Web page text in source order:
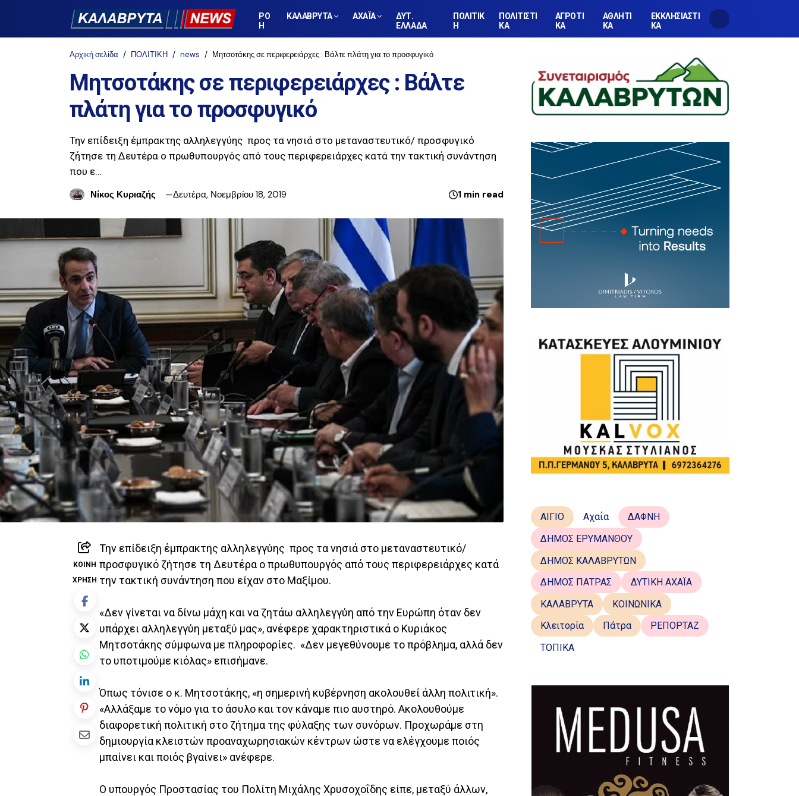
ΡΟ
Η
ΚΑΛΑΒΡΥΤΑ ΑΧΑΪΑ
ΔΥΤ.
ΕΛΛΑΔΑ
ΠΟΛΙΤΙΚ
Η
ΠΟΛΙΤΙΣΤΙ
ΚΑ
ΑΓΡΟΤΙ
ΚΑ
ΑΘΛΗΤΙ
ΚΑ
ΕΚΚΛΗΣΙΑΣΤΙ
ΚΑ
Αρχική σελίδα ΠΟΛΙΤΙΚΗ news Μητσοτάκης σε περιφερειάρχες : Βάλτε πλάτη για το προσφυγικό
Μητσοτάκης σε περιφερειάρχες : Βάλτε
πλάτη για το προσφυγικό
Την επίδειξη έμπρακτης αλληλεγγύης προς τα νησιά στο μεταναστευτικό/ προσφυγικό
ζήτησε τη Δευτέρα ο πρωθυπουργός από τους περιφερειάρχες κατά την τακτική συνάντηση
που ε…
Νίκος Κυριαζής
Δευτέρα, Νοεμβρίου 18, 2019 1 min read
ΚΟΙΝΉ
ΧΡΉΣΗ
Την επίδειξη έμπρακτης αλληλεγγύης προς τα νησιά στο μεταναστευτικό/
προσφυγικό ζήτησε τη Δευτέρα ο πρωθυπουργός από τους περιφερειάρχες κατά
την τακτική συνάντηση που είχαν στο Μαξίμου.
«Δεν γίνεται να δίνω μάχη και να ζητάω αλληλεγγύη από την Ευρώπη όταν δεν
υπάρχει αλληλεγγύη μεταξύ μας», ανέφερε χαρακτηριστικά ο Κυριάκος
Μητσοτάκης σύμφωνα με πληροφορίες. «Δεν μεγεθύνουμε το πρόβλημα, αλλά δεν
το υποτιμούμε κιόλας» επισήμανε.
Όπως τόνισε ο κ. Μητσοτάκης, «η σημερινή κυβέρνηση ακολουθεί άλλη πολιτική».
«Αλλάξαμε το νόμο για το άσυλο και τον κάναμε πιο αυστηρό. Ακολουθούμε
διαφορετική πολιτική στο ζήτημα της φύλαξης των συνόρων. Προχωράμε στη
δημιουργία κλειστών προαναχωρησιακών κέντρων ώστε να ελέγχουμε ποιός
μπαίνει και ποιός βγαίνει» ανέφερε.
Ο υπουργός Προστασίας του Πολίτη Μιχάλης Χρυσοχοΐδης είπε, μεταξύ άλλων,
ΑΙΓΙΟ Αχαΐα
ΔΑΦΝΗ
ΔΗΜΟΣ ΕΡΥΜΑΝΘΟΥ
ΔΗΜΟΣ ΚΑΛΑΒΡΥΤΩΝ
ΔΗΜΟΣ ΠΑΤΡΑΣ
ΔΥΤΙΚΗ ΑΧΑΪΑ
ΚΑΛΑΒΡΥΤΑ
ΚΟΙΝΩΝΙΚΑ
Κλειτορία
Πάτρα
ΡΕΠΟΡΤΑΖ
ΤΟΠΙΚΑ